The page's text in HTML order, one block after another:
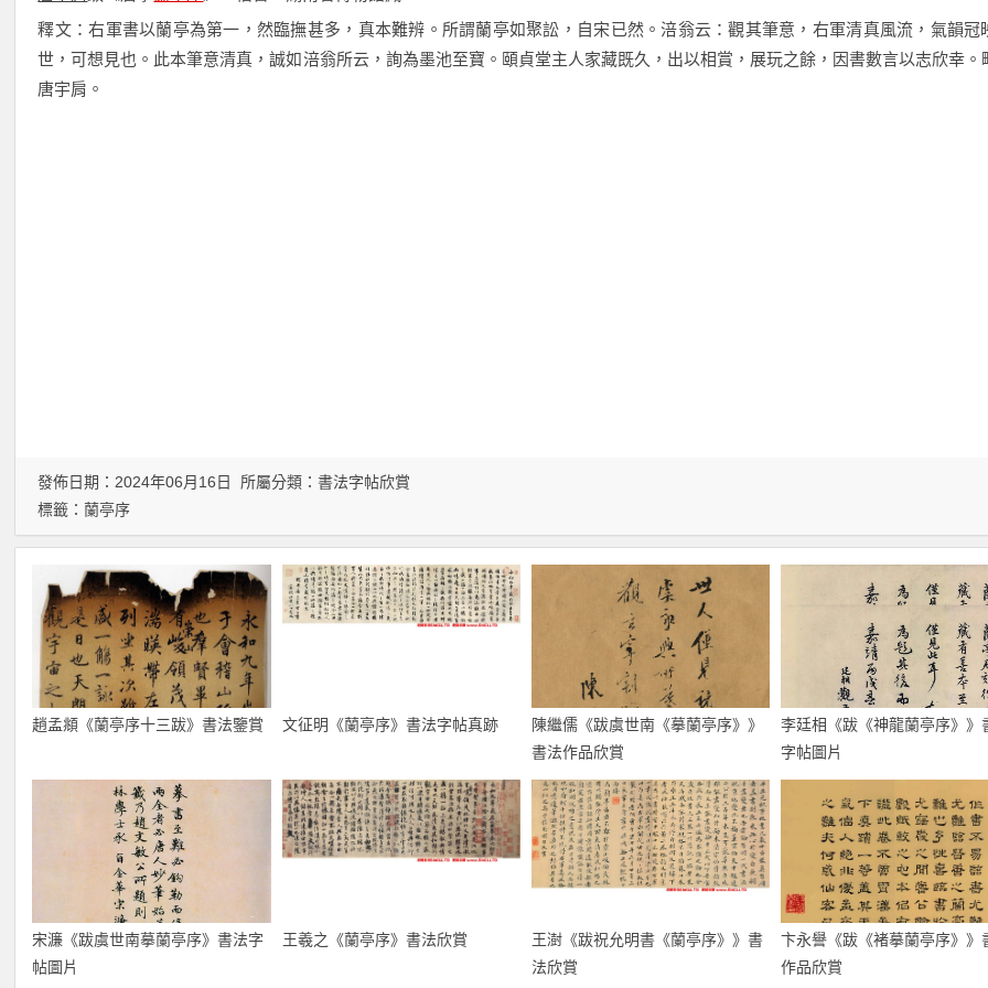
釋文：右軍書以蘭亭為第一，然臨撫甚多，真本難辨。所謂蘭亭如聚訟，自宋已然。涪翁云：觀其筆意，右軍清真風流，氣韻冠
世，可想見也。此本筆意清真，誠如涪翁所云，詢為墨池至寶。頤貞堂主人家藏既久，出以相賞，展玩之餘，因書數言以志欣幸。
唐宇肩。
發佈日期：2024年06月16日 所屬分類：書法字帖欣賞
標籤：蘭亭序
趙孟頫《蘭亭序十三跋》書法鑒賞 文征明《蘭亭序》書法字帖真跡
陳繼儒《跋虞世南《摹蘭亭序》》
書法作品欣賞
李廷相《跋《神龍蘭亭序》》
字帖圖片
宋濂《跋虞世南摹蘭亭序》書法字
帖圖片
王羲之《蘭亭序》書法欣賞
王澍《跋祝允明書《蘭亭序》》書
法欣賞
卞永譽《跋《褚摹蘭亭序》》
作品欣賞